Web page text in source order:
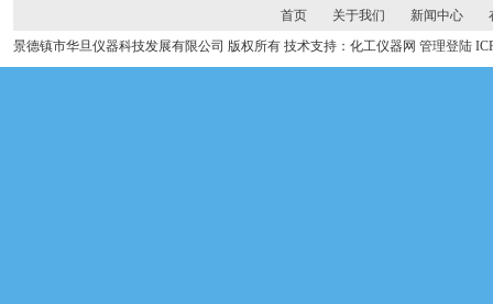
首页 关于我们 新闻中心
景德镇市华旦仪器科技发展有限公司 版权所有 技术支持：化工仪器网 管理登陆